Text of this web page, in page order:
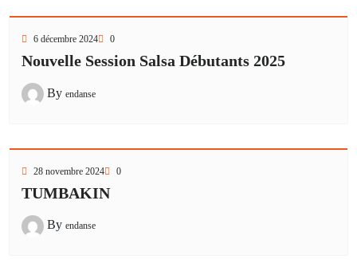
6 décembre 2024 0
Nouvelle Session Salsa Débutants 2025
By endanse
28 novembre 2024 0
TUMBAKIN
By endanse